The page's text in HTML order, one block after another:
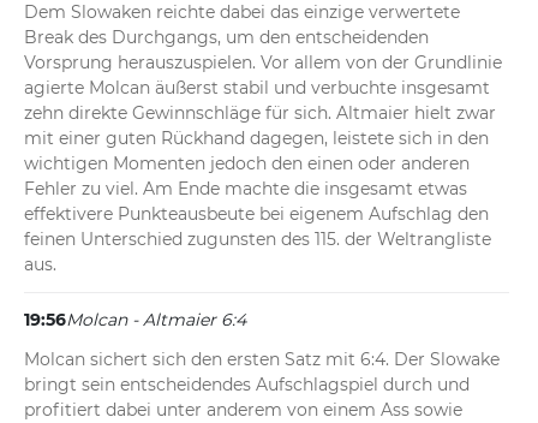
Dem Slowaken reichte dabei das einzige verwertete
Break des Durchgangs, um den entscheidenden
Vorsprung herauszuspielen. Vor allem von der Grundlinie
agierte Molcan äußerst stabil und verbuchte insgesamt
zehn direkte Gewinnschläge für sich. Altmaier hielt zwar
mit einer guten Rückhand dagegen, leistete sich in den
wichtigen Momenten jedoch den einen oder anderen
Fehler zu viel. Am Ende machte die insgesamt etwas
effektivere Punkteausbeute bei eigenem Aufschlag den
feinen Unterschied zugunsten des 115. der Weltrangliste
aus.
19:56Molcan - Altmaier 6:4
Molcan sichert sich den ersten Satz mit 6:4. Der Slowake
bringt sein entscheidendes Aufschlagspiel durch und
profitiert dabei unter anderem von einem Ass sowie